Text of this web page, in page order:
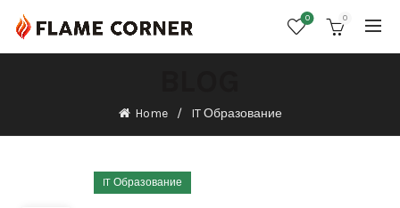
0 0
Home IT Образование
IT Образование